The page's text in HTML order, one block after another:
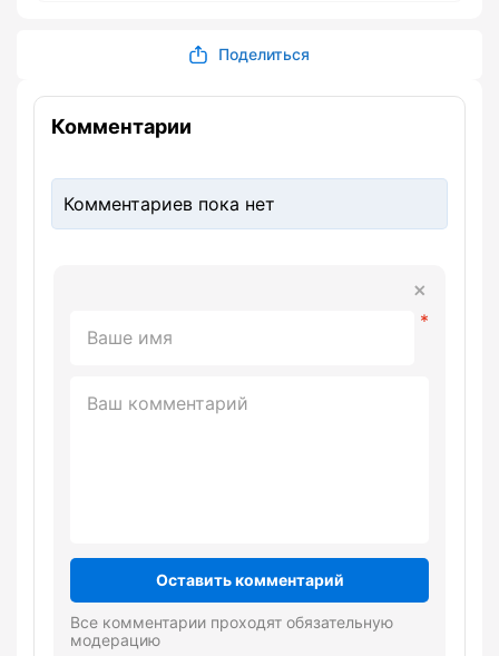
Поделиться
Комментарии
Комментариев пока нет
Оставить комментарий
Все комментарии проходят обязательную
модерацию